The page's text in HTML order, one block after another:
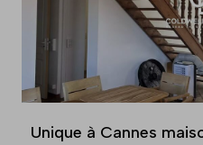
Unique à Cannes